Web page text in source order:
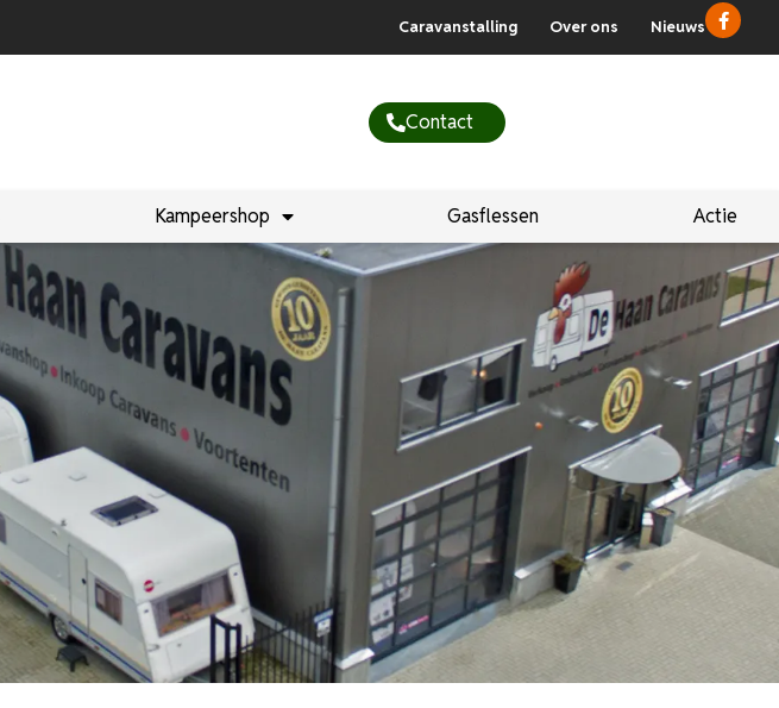
Caravanstalling Over ons Nieuws
Contact
Kampeershop Gasflessen Actie